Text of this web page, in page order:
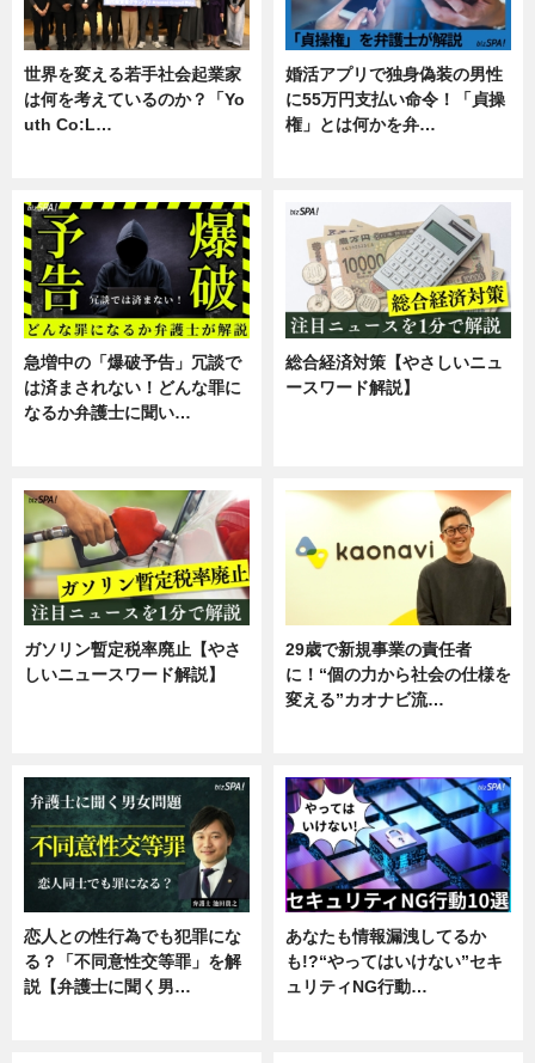
世界を変える若手社会起業家
は何を考えているのか？「Yo
uth Co:L…
婚活アプリで独身偽装の男性
に55万円支払い命令！「貞操
権」とは何かを弁…
急増中の「爆破予告」冗談で
は済まされない！どんな罪に
なるか弁護士に聞い…
総合経済対策【やさしいニュ
ースワード解説】
ガソリン暫定税率廃止【やさ
しいニュースワード解説】
29歳で新規事業の責任者
に！“個の力から社会の仕様を
変える”カオナビ流…
恋人との性行為でも犯罪にな
る？「不同意性交等罪」を解
説【弁護士に聞く男…
あなたも情報漏洩してるか
も!?“やってはいけない”セキ
ュリティNG行動…